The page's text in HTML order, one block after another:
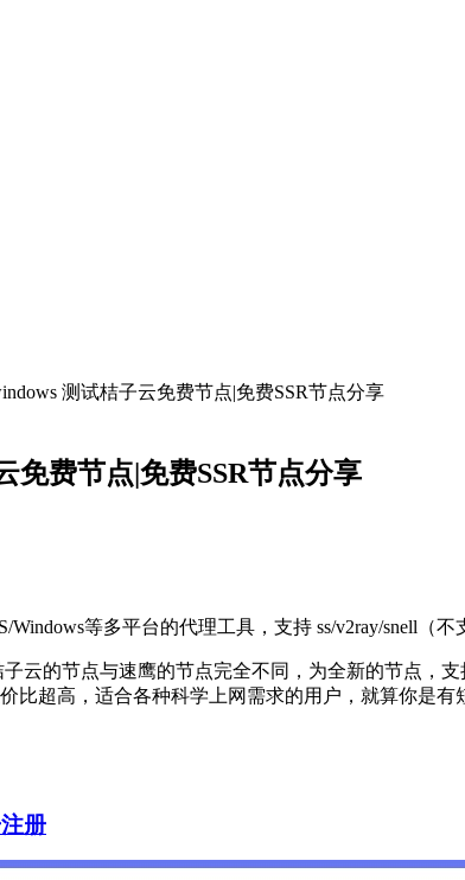
测试桔子云免费节点|免费SSR节点分享
免费节点|免费SSR节点分享
Windows等多平台的代理工具，支持 ss/v2ray/snell（
云的节点与速鹰的节点完全不同，为全新的节点，
比超高，适合各种科学上网需求的用户，就算你是
册